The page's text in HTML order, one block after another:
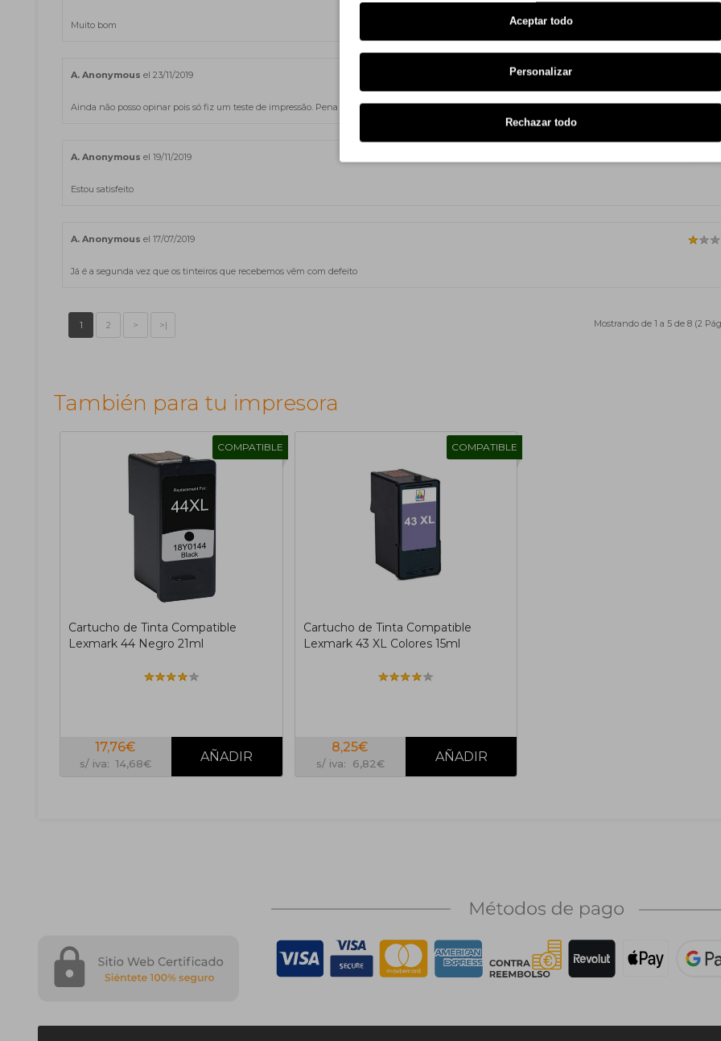
Muito bom
A. Anonymous el 23/11/2019
Ainda não posso opinar pois só fiz um teste de impressão. Pena não serem originais
A. Anonymous el 19/11/2019
Estou satisfeito
A. Anonymous el 17/07/2019
Já é a segunda vez que os tinteiros que recebemos vêm com defeito
1 2 > >| Mostrando de 1 a 5 de 8 (2
También para tu impresora
COMPATIBLE
Cartucho de Tinta Compatible
Lexmark 44 Negro 21ml
17,76€
s/ iva: 14,68€
COMPATIBLE
Cartucho de Tinta Compatible
Lexmark 43 XL Colores 15ml
8,25€
s/ iva: 6,82€
Aceptar todo
Personalizar
Rechazar todo